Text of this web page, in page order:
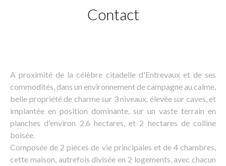
Contact
A proximité de la célèbre citadelle d'Entrevaux et de ses
commodités, dans un environnement de campagne au calme,
belle propriété de charme sur 3 niveaux, élevée sur caves, et
implantée en position dominante, sur un vaste terrain en
planches d'environ 2,6 hectares, et 2 hectares de colline
boisée.
Composée de 2 pièces de vie principales et de 4 chambres,
cette maison, autrefois divisée en 2 logements, avec chacun